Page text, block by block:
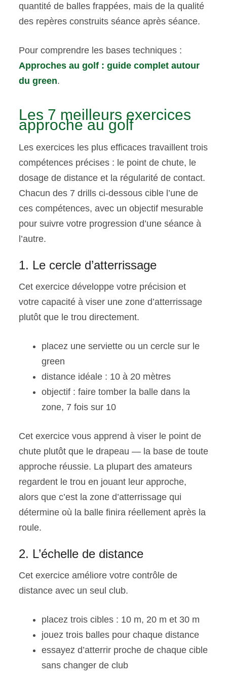
quantité de balles frappées, mais de la qualité
des repères construits séance après séance.
Pour comprendre les bases techniques :
Approches au golf : guide complet autour
du green.
Les 7 meilleurs exercices
approche au golf
Les exercices les plus efficaces travaillent trois
compétences précises : le point de chute, le
dosage de distance et la régularité de contact.
Chacun des 7 drills ci-dessous cible l’une de
ces compétences, avec un objectif mesurable
pour suivre votre progression d’une séance à
l’autre.
1. Le cercle d’atterrissage
Cet exercice développe votre précision et
votre capacité à viser une zone d’atterrissage
plutôt que le trou directement.
placez une serviette ou un cercle sur le
green
distance idéale : 10 à 20 mètres
objectif : faire tomber la balle dans la
zone, 7 fois sur 10
Cet exercice vous apprend à viser le point de
chute plutôt que le drapeau — la base de toute
approche réussie. La plupart des amateurs
regardent le trou en jouant leur approche,
alors que c’est la zone d’atterrissage qui
détermine où la balle finira réellement après la
roule.
2. L’échelle de distance
Cet exercice améliore votre contrôle de
distance avec un seul club.
placez trois cibles : 10 m, 20 m et 30 m
jouez trois balles pour chaque distance
essayez d’atterrir proche de chaque cible
sans changer de club